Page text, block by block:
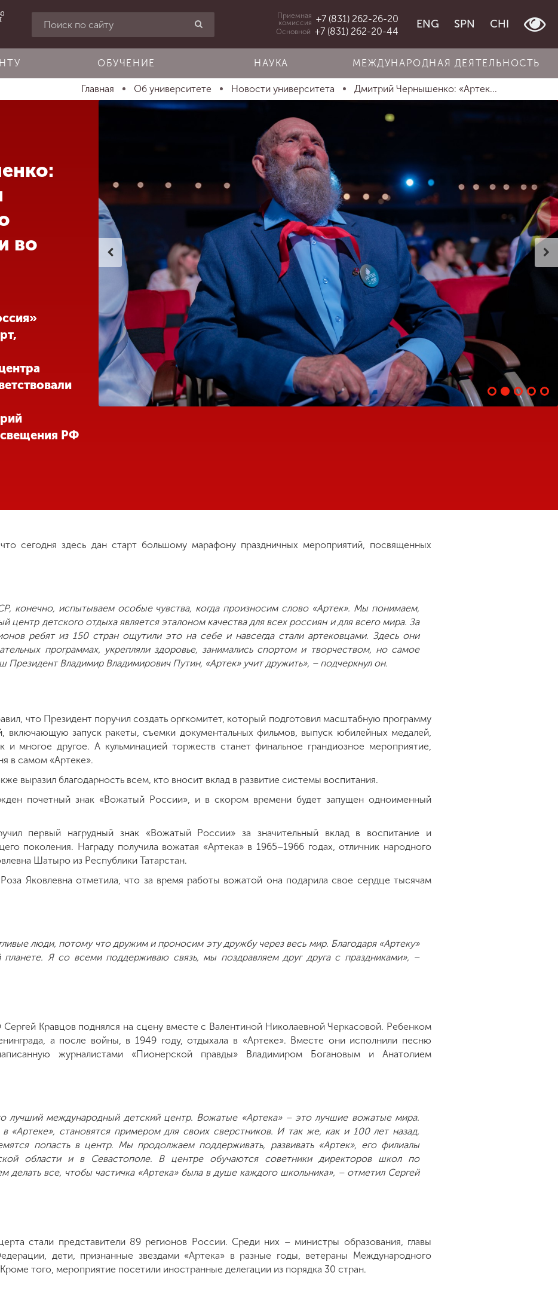
Приемная
комиссия +7 (831) 262-26-20
Основной +7 (831) 262-20-44
ENG SPN CHI
ОБУЧЕНИЕ НАУКА МЕЖДУНАРОДНАЯ ДЕЯТЕЛЬНОСТЬ
Главная Об университете Новости университета Дмитрий Чернышенко: «Артек...
во
РФ
сегодня здесь дан старт большому марафону праздничных мероприятий, посвященных
конечно, испытываем особые чувства, когда произносим слово «Артек». Мы понимаем,
центр детского отдыха является эталоном качества для всех россиян и для всего мира. За
ребят из 150 стран ощутили это на себе и навсегда стали артековцами. Здесь они
программах, укрепляли здоровье, занимались спортом и творчеством, но самое
Президент Владимир Владимирович Путин, «Артек» учит дружить», – подчеркнул он.
что Президент поручил создать оргкомитет, который подготовил масштабную программу
включающую запуск ракеты, съемки документальных фильмов, выпуск юбилейных медалей,
и многое другое. А кульминацией торжеств станет финальное грандиозное мероприятие,
в самом «Артеке».
выразил благодарность всем, кто вносит вклад в развитие системы воспитания.
почетный знак «Вожатый России», и в скором времени будет запущен одноименный
первый нагрудный знак «Вожатый России» за значительный вклад в воспитание и
поколения. Награду получила вожатая «Артека» в 1965–1966 годах, отличник народного
Шатыро из Республики Татарстан.
Яковлевна отметила, что за время работы вожатой она подарила свое сердце тысячам
люди, потому что дружим и проносим эту дружбу через весь мир. Благодаря «Артеку»
планете. Я со всеми поддерживаю связь, мы поздравляем друг друга с праздниками», –
Кравцов поднялся на сцену вместе с Валентиной Николаевной Черкасовой. Ребенком
а после войны, в 1949 году, отдыхала в «Артеке». Вместе они исполнили песню
журналистами «Пионерской правды» Владимиром Богановым и Анатолием
лучший международный детский центр. Вожатые «Артека» – это лучшие вожатые мира.
«Артеке», становятся примером для своих сверстников. И так же, как и 100 лет назад,
попасть в центр. Мы продолжаем поддерживать, развивать «Артек», его филиалы
области и в Севастополе. В центре обучаются советники директоров школ по
делать все, чтобы частичка «Артека» была в душе каждого школьника», – отметил Сергей
стали представители 89 регионов России. Среди них – министры образования, главы
дети, признанные звездами «Артека» в разные годы, ветераны Международного
того, мероприятие посетили иностранные делегации из порядка 30 стран.